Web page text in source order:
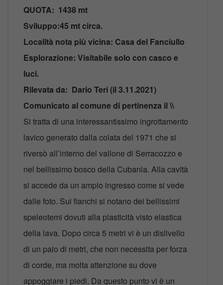
QUOTA: 1438 mt
Sviluppo:45 mt circa.
Località nota più vicina: Casa del Fanciullo
Esplorazione: Visitabile solo con casco e
luci.
Rilevata da: Dario Teri (il 3.11.2021)
Comunicato al comune di pertinenza il \\
Si tratta di una interessantissimo ingrottamento
lavico generato dalla colata del 1971 che si
riversò all’interno del vallone di Serracozzo e
nel bellissimo bosco della Cubania. Alla cavità
si accede da un ampio ingresso come si vede
dalle foto. Sui fianchi si notano dei bellissimi
speleotemi dovuti alla plasticità visto elastica
della lava. Dopo circa 5 metri vi è un dislivello
di un paio di metri, che non necessita per forza
di corde, ma molta attenzione su dove
appoggiare i piedi. Da questo punto vi è un